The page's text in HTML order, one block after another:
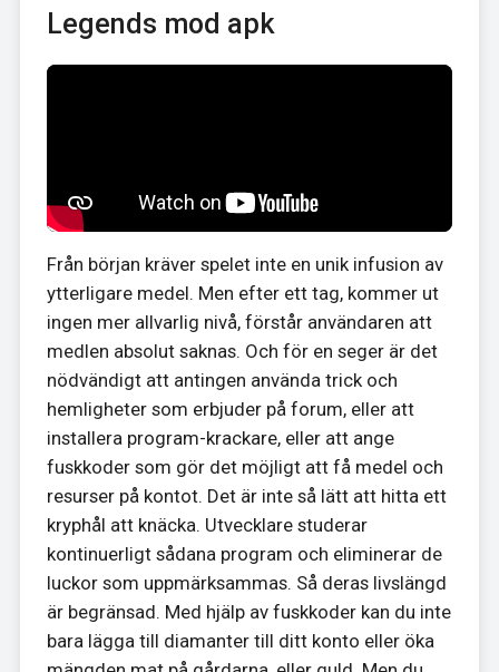
Legends mod apk
Från början kräver spelet inte en unik infusion av
ytterligare medel. Men efter ett tag, kommer ut
ingen mer allvarlig nivå, förstår användaren att
medlen absolut saknas. Och för en seger är det
nödvändigt att antingen använda trick och
hemligheter som erbjuder på forum, eller att
installera program-krackare, eller att ange
fuskkoder som gör det möjligt att få medel och
resurser på kontot. Det är inte så lätt att hitta ett
kryphål att knäcka. Utvecklare studerar
kontinuerligt sådana program och eliminerar de
luckor som uppmärksammas. Så deras livslängd
är begränsad. Med hjälp av fuskkoder kan du inte
bara lägga till diamanter till ditt konto eller öka